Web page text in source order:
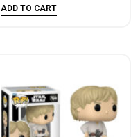
ADD TO CART